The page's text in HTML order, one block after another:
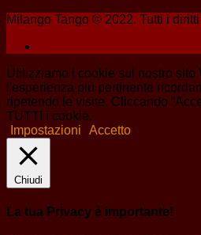
Milango Tango © 2022. Tutti i
Utilizziamo i cookie sul nostro sito
l'esperienza più pertinente
ripetendo le visite. Cliccando
TUTTI i cookie.
Impostazioni
Accetto
Chiudi
La tua Privacy è importante!